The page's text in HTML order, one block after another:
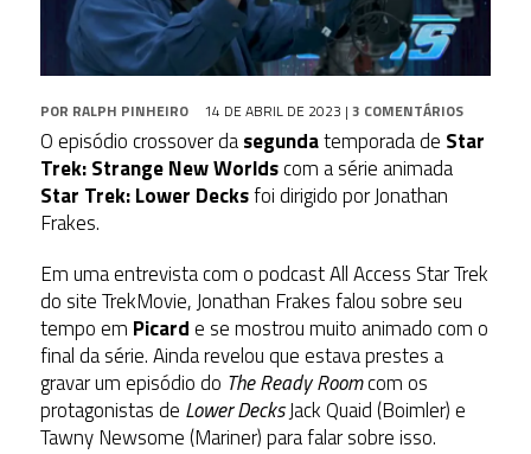
POR RALPH PINHEIRO 14 DE ABRIL DE 2023 | 3 COMENTÁRIOS
O episódio crossover dasegundatemporada de Star
Trek: Strange New Worldscom a série animada
Star Trek: Lower Decksfoi dirigido por Jonathan
Frakes.
Em uma entrevista com o podcast All Access Star Trek
do site TrekMovie, Jonathan Frakes falou sobre seu
tempo em Picarde se mostrou muito animado com o
final da série. Ainda revelou que estava prestes a
gravar um episódio do The Ready Roomcom os
protagonistas de Lower DecksJack Quaid (Boimler) e
Tawny Newsome (Mariner) para falar sobre isso.